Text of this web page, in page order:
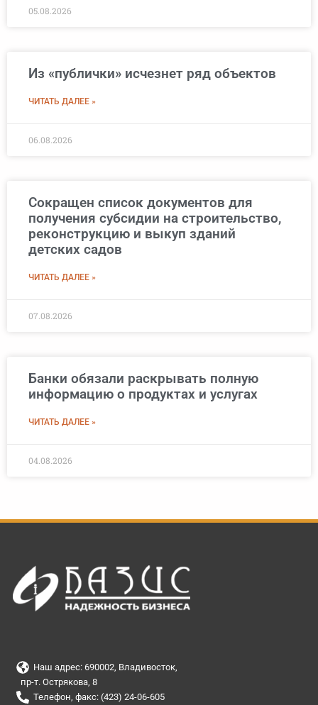
05.08.2026
Из «публички» исчезнет ряд объектов
ЧИТАТЬ ДАЛЕЕ »
06.08.2026
Сокращен список документов для
получения субсидии на строительство,
реконструкцию и выкуп зданий
детских садов
ЧИТАТЬ ДАЛЕЕ »
07.08.2026
Банки обязали раскрывать полную
информацию о продуктах и услугах
ЧИТАТЬ ДАЛЕЕ »
04.08.2026
Наш адрес: 690002, Владивосток,
пр-т. Острякова, 8
Телефон, факс: (423) 24-06-605